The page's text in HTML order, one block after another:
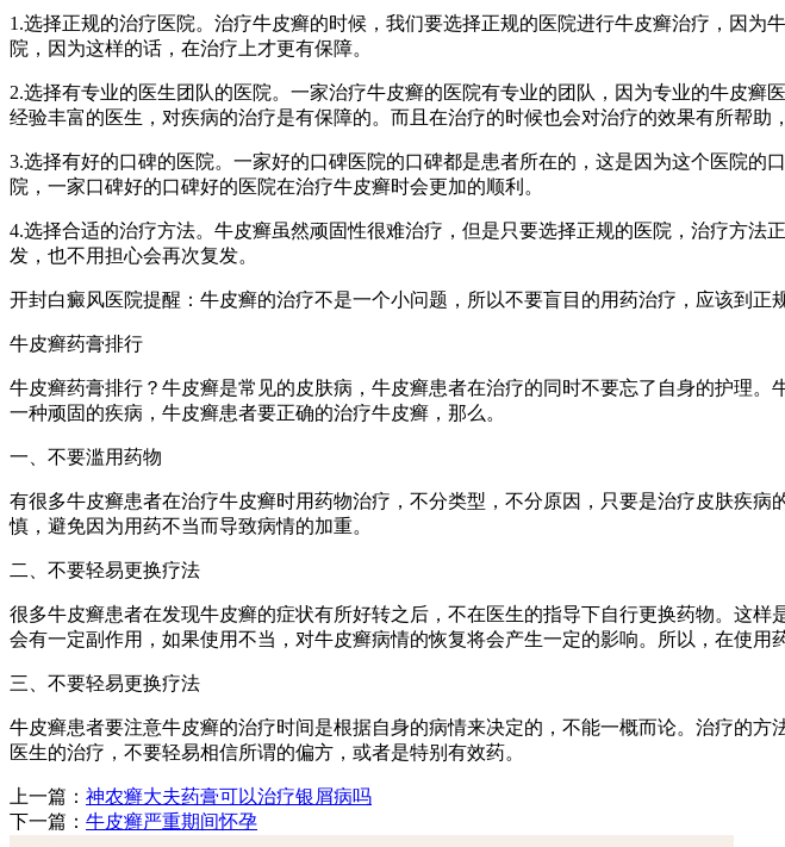
1.选择正规的治疗医院。治疗牛皮癣的时候，我们要选择正规的医院进行牛皮癣治疗，因
院，因为这样的话，在治疗上才更有保障。
2.选择有专业的医生团队的医院。一家治疗牛皮癣的医院有专业的团队，因为专业的牛皮癣
经验丰富的医生，对疾病的治疗是有保障的。而且在治疗的时候也会对治疗的效果有所帮助
3.选择有好的口碑的医院。一家好的口碑医院的口碑都是患者所在的，这是因为这个医院
院，一家口碑好的口碑好的医院在治疗牛皮癣时会更加的顺利。
4.选择合适的治疗方法。牛皮癣虽然顽固性很难治疗，但是只要选择正规的医院，治疗方
发，也不用担心会再次复发。
开封白癜风医院提醒：牛皮癣的治疗不是一个小问题，所以不要盲目的用药治疗，应该到正
牛皮癣药膏排行
牛皮癣药膏排行？牛皮癣是常见的皮肤病，牛皮癣患者在治疗的同时不要忘了自身的护理
一种顽固的疾病，牛皮癣患者要正确的治疗牛皮癣，那么。
一、不要滥用药物
有很多牛皮癣患者在治疗牛皮癣时用药物治疗，不分类型，不分原因，只要是治疗皮肤疾
慎，避免因为用药不当而导致病情的加重。
二、不要轻易更换疗法
很多牛皮癣患者在发现牛皮癣的症状有所好转之后，不在医生的指导下自行更换药物。这
会有一定副作用，如果使用不当，对牛皮癣病情的恢复将会产生一定的影响。所以，在使用
三、不要轻易更换疗法
牛皮癣患者要注意牛皮癣的治疗时间是根据自身的病情来决定的，不能一概而论。治疗的
医生的治疗，不要轻易相信所谓的偏方，或者是特别有效药。
上一篇： 神农癣大夫药膏可以治疗银屑病吗
下一篇： 牛皮癣严重期间怀孕